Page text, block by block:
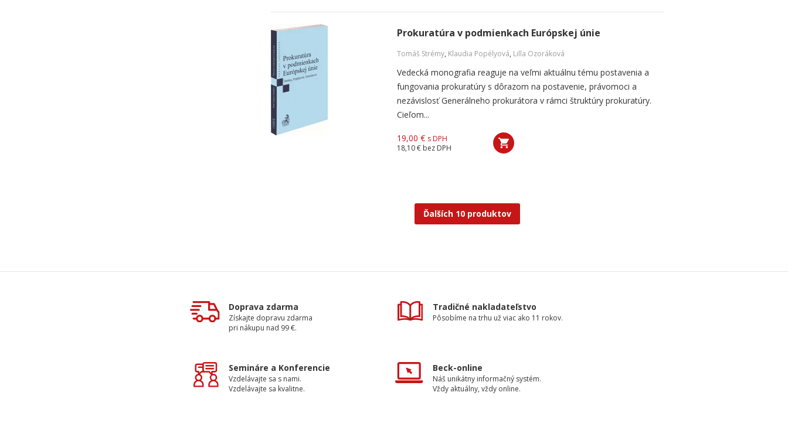
Prokuratúra v podmienkach Európskej únie
Tomáš Strémy, Klaudia Popélyová, Lilla Ozoráková
Vedecká monografia reaguje na veľmi aktuálnu tému postavenia a
fungovania prokuratúry s dôrazom na postavenie, právomoci a
nezávislosť Generálneho prokurátora v rámci štruktúry prokuratúry.
Cieľom...
19,00 € s DPH
18,10 € bez DPH
Ďalších 10 produktov
Doprava zdarma
Získajte dopravu zdarma
pri nákupu nad 99 €.
Tradičné nakladateľstvo
Pôsobíme na trhu už viac ako 11 rokov.
Semináre a Konferencie
Vzdelávajte sa s nami.
Vzdelávajte sa kvalitne.
Beck-online
Náš unikátny informačný systém.
Vždy aktuálny, vždy online.